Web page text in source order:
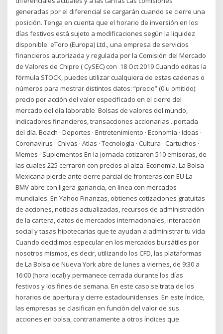
generadas por el diferencial se cargarán cuando se cierre una
posición. Tenga en cuenta que el horario de inversión en los
días festivos está sujeto a modificaciones según la liquidez
disponible. eToro (Europa) Ltd., una empresa de servicios
financieros autorizada y regulada por la Comisión del Mercado
de Valores de Chipre ( CySEC) con 18 Oct 2019 Cuando editas la
fórmula STOCK, puedes utilizar cualquiera de estas cadenas o
números para mostrar distintos datos: “precio” (0 u omitido):
precio por acción del valor especificado en el cierre del
mercado del día laborable Bolsas de valores del mundo,
indicadores financieros, transacciones accionarias . portada
del día. Beach · Deportes · Entretenimiento · Economía · Ideas ·
Coronavirus · Chivas · Atlas · Tecnología · Cultura · Cartuchos ·
Memes · Suplementos En la jornada cotizaron 510 emisoras, de
las cuales 225 cerraron con precios al alza. Economía. La Bolsa
Mexicana pierde ante cierre parcial de fronteras con EU La
BMV abre con ligera ganancia, en línea con mercados
mundiales En Yahoo Finanzas, obtienes cotizaciones gratuitas
de acciones, noticias actualizadas, recursos de administración
de la cartera, datos de mercados internacionales, interacción
social y tasas hipotecarias que te ayudan a administrar tu vida
Cuando decidimos especular en los mercados bursátiles por
nosotros mismos, es decir, utilizando los CFD, las plataformas
de La Bolsa de Nueva York abre de lunes a viernes, de 9:30 a
16:00 (hora local) y permanece cerrada durante los días
festivos y los fines de semana. En este caso se trata de los
horarios de apertura y cierre estadounidenses. En este índice,
las empresas se clasifican en función del valor de sus
acciones en bolsa, contrariamente a otros índices que